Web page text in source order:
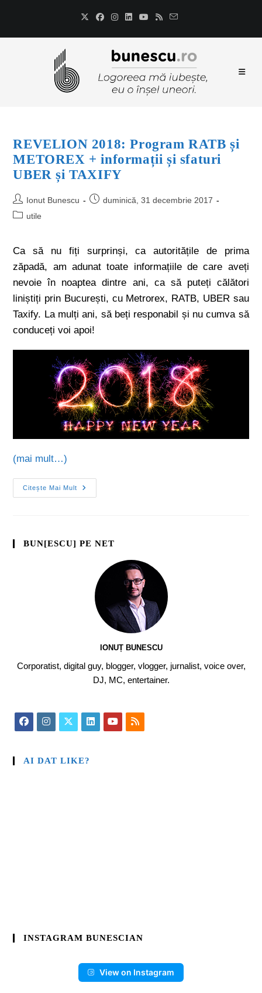
REVELION 2018: Program RATB și
METOREX + informații și sfaturi
UBER și TAXIFY
Ionut Bunescu
duminică, 31 decembrie 2017
utile
Ca să nu fiți surprinși, ca autoritățile de prima
zăpadă, am adunat toate informațiile de care aveți
nevoie în noaptea dintre ani, ca să puteți călători
liniștiți prin București, cu Metrorex, RATB, UBER sau
Taxify. La mulți ani, să beți responabil și nu cumva să
conduceți voi apoi!
(mai mult…)
Citește Mai Mult
BUN[ESCU] PE NET
IONUȚ BUNESCU
Corporatist, digital guy, blogger, vlogger, jurnalist, voice over,
DJ, MC, entertainer.
AI DAT LIKE?
INSTAGRAM BUNESCIAN
View on Instagram